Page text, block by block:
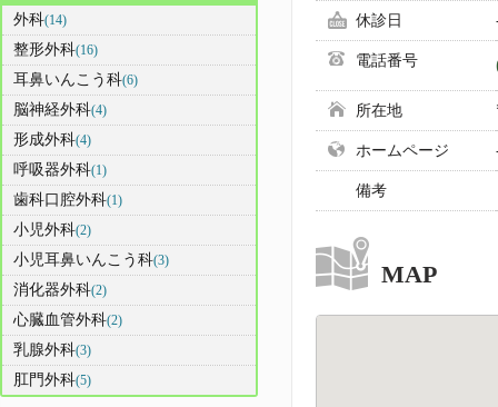
休診日
電話番号
所在地
ホームページ
備考
MAP
外科(14)
整形外科(16)
耳鼻いんこう科(6)
脳神経外科(4)
形成外科(4)
呼吸器外科(1)
歯科口腔外科(1)
小児外科(2)
小児耳鼻いんこう科(3)
消化器外科(2)
心臓血管外科(2)
乳腺外科(3)
肛門外科(5)